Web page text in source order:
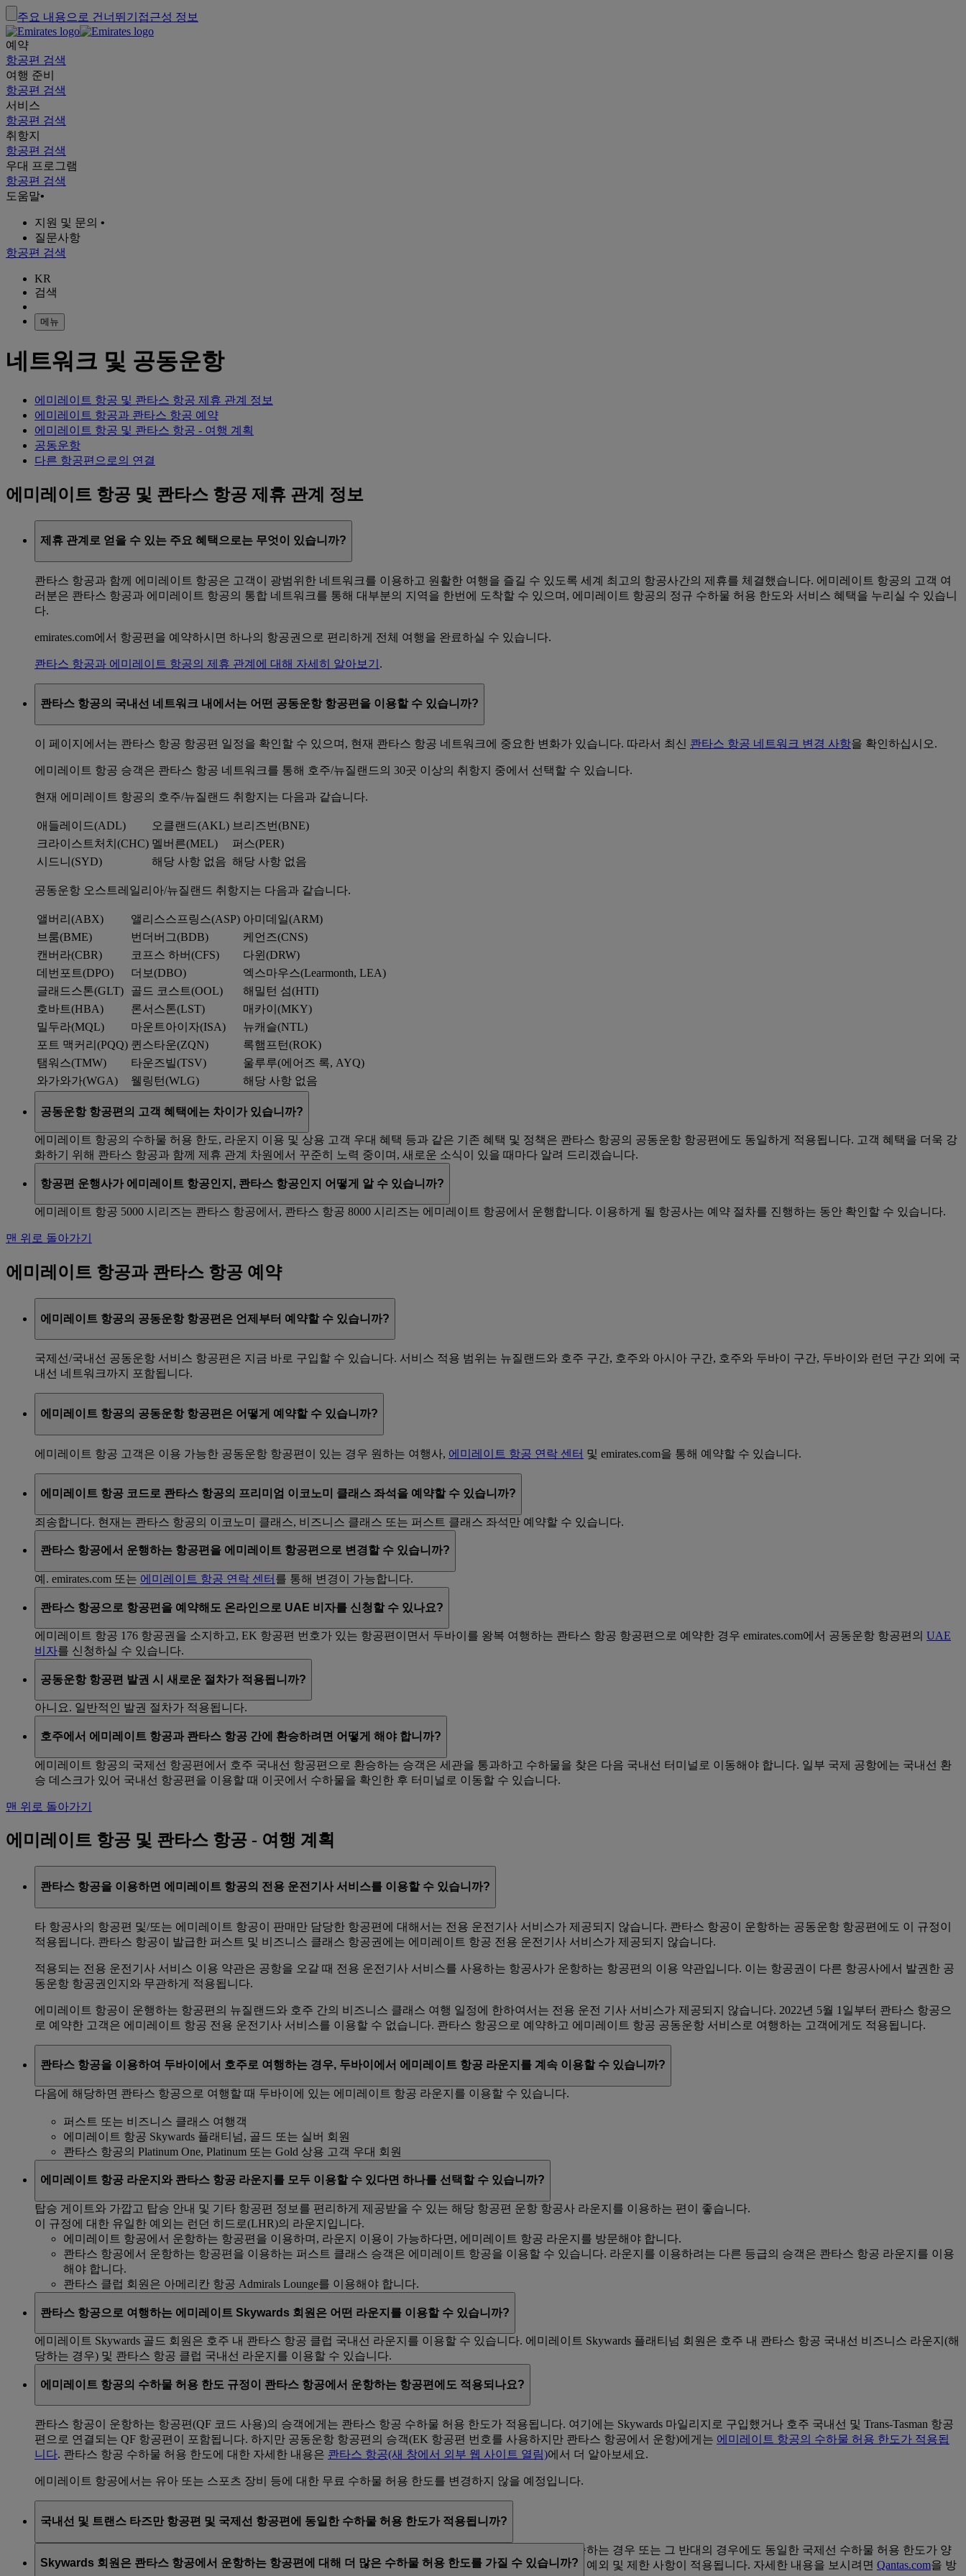
주요 내용으로 건너뛰기 접근성 정보
예약
항공편 검색
여행 준비
항공편 검색
서비스
항공편 검색
취항지
항공편 검색
우대 프로그램
항공편 검색
도움말•
지원 및 문의 •
질문사항
항공편 검색
KR
검색
메뉴
네트워크 및 공동운항
에미레이트 항공 및 콴타스 항공 제휴 관계 정보
에미레이트 항공과 콴타스 항공 예약
에미레이트 항공 및 콴타스 항공 - 여행 계획
공동운항
다른 항공편으로의 연결
에미레이트 항공 및 콴타스 항공 제휴 관계 정보
제휴 관계로 얻을 수 있는 주요 혜택으로는 무엇이 있습니까?
콴타스 항공과 함께 에미레이트 항공은 고객이 광범위한 네트워크를 이용하고 원활한 여행을 즐길 수 있도록 세계 최고의 항공사간의 제휴를 체결했습니다. 에미레이트 항공의 고객 여
러분은 콴타스 항공과 에미레이트 항공의 통합 네트워크를 통해 대부분의 지역을 한번에 도착할 수 있으며, 에미레이트 항공의 정규 수하물 허용 한도와 서비스 혜택을 누리실 수 있습니
다.
emirates.com에서 항공편을 예약하시면 하나의 항공권으로 편리하게 전체 여행을 완료하실 수 있습니다.
콴타스 항공과 에미레이트 항공의 제휴 관계에 대해 자세히 알아보기 .
콴타스 항공의 국내선 네트워크 내에서는 어떤 공동운항 항공편을 이용할 수 있습니까?
이 페이지에서는 콴타스 항공 항공편 일정을 확인할 수 있으며, 현재 콴타스 항공 네트워크에 중요한 변화가 있습니다. 따라서 최신 콴타스 항공 네트워크 변경 사항을 확인하십시오.
에미레이트 항공 승객은 콴타스 항공 네트워크를 통해 호주/뉴질랜드의 30곳 이상의 취항지 중에서 선택할 수 있습니다.
현재 에미레이트 항공의 호주/뉴질랜드 취항지는 다음과 같습니다.
애들레이드(ADL) 오클랜드(AKL) 브리즈번(BNE)
크라이스트처치(CHC) 멜버른(MEL)
퍼스(PER)
시드니(SYD)
해당 사항 없음 해당 사항 없음
공동운항 오스트레일리아/뉴질랜드 취항지는 다음과 같습니다.
앨버리(ABX) 앨리스스프링스(ASP) 아미데일(ARM)
브룸(BME)
번더버그(BDB)
케언즈(CNS)
캔버라(CBR)
코프스 하버(CFS)
다윈(DRW)
데번포트(DPO)
더보(DBO)
엑스마우스(Learmonth, LEA)
글래드스톤(GLT)
골드 코스트(OOL)
해밀턴 섬(HTI)
호바트(HBA)
론서스톤(LST)
매카이(MKY)
밀두라(MQL)
마운트아이자(ISA)
뉴캐슬(NTL)
포트 맥커리(PQQ) 퀸스타운(ZQN)
록햄프턴(ROK)
탬워스(TMW)
타운즈빌(TSV)
울루루(에어즈 록, AYQ)
와가와가(WGA)
웰링턴(WLG) 해당 사항 없음
공동운항 항공편의 고객 혜택에는 차이가 있습니까?
에미레이트 항공의 수하물 허용 한도, 라운지 이용 및 상용 고객 우대 혜택 등과 같은 기존 혜택 및 정책은 콴타스 항공의 공동운항 항공편에도 동일하게 적용됩니다. 고객 혜택을 더욱 강
화하기 위해 콴타스 항공과 함께 제휴 관계 차원에서 꾸준히 노력 중이며, 새로운 소식이 있을 때마다 알려 드리겠습니다.
항공편 운행사가 에미레이트 항공인지, 콴타스 항공인지 어떻게 알 수 있습니까?
에미레이트 항공 5000 시리즈는 콴타스 항공에서, 콴타스 항공 8000 시리즈는 에미레이트 항공에서 운행합니다. 이용하게 될 항공사는 예약 절차를 진행하는 동안 확인할 수 있습니다.
맨 위로 돌아가기
에미레이트 항공과 콴타스 항공 예약
에미레이트 항공의 공동운항 항공편은 언제부터 예약할 수 있습니까?
국제선/국내선 공동운항 서비스 항공편은 지금 바로 구입할 수 있습니다. 서비스 적용 범위는 뉴질랜드와 호주 구간, 호주와 아시아 구간, 호주와 두바이 구간, 두바이와 런던 구간 외에 국
내선 네트워크까지 포함됩니다.
에미레이트 항공의 공동운항 항공편은 어떻게 예약할 수 있습니까?
에미레이트 항공 고객은 이용 가능한 공동운항 항공편이 있는 경우 원하는 여행사, 에미레이트 항공 연락 센터 및 emirates.com을 통해 예약할 수 있습니다.
에미레이트 항공 코드로 콴타스 항공의 프리미엄 이코노미 클래스 좌석을 예약할 수 있습니까?
죄송합니다. 현재는 콴타스 항공의 이코노미 클래스, 비즈니스 클래스 또는 퍼스트 클래스 좌석만 예약할 수 있습니다.
콴타스 항공에서 운행하는 항공편을 에미레이트 항공편으로 변경할 수 있습니까?
예. emirates.com 또는 에미레이트 항공 연락 센터 를 통해 변경이 가능합니다.
콴타스 항공으로 항공편을 예약해도 온라인으로 UAE 비자를 신청할 수 있나요?
에미레이트 항공 176 항공권을 소지하고, EK 항공편 번호가 있는 항공편이면서 두바이를 왕복 여행하는 콴타스 항공 항공편으로 예약한 경우 emirates.com에서 공동운항 항공편의 UAE
비자를 신청하실 수 있습니다.
공동운항 항공편 발권 시 새로운 절차가 적용됩니까?
아니요. 일반적인 발권 절차가 적용됩니다.
호주에서 에미레이트 항공과 콴타스 항공 간에 환승하려면 어떻게 해야 합니까?
에미레이트 항공의 국제선 항공편에서 호주 국내선 항공편으로 환승하는 승객은 세관을 통과하고 수하물을 찾은 다음 국내선 터미널로 이동해야 합니다. 일부 국제 공항에는 국내선 환
승 데스크가 있어 국내선 항공편을 이용할 때 이곳에서 수하물을 확인한 후 터미널로 이동할 수 있습니다.
맨 위로 돌아가기
에미레이트 항공 및 콴타스 항공 - 여행 계획
콴타스 항공을 이용하면 에미레이트 항공의 전용 운전기사 서비스를 이용할 수 있습니까?
타 항공사의 항공편 및/또는 에미레이트 항공이 판매만 담당한 항공편에 대해서는 전용 운전기사 서비스가 제공되지 않습니다. 콴타스 항공이 운항하는 공동운항 항공편에도 이 규정이
적용됩니다. 콴타스 항공이 발급한 퍼스트 및 비즈니스 클래스 항공권에는 에미레이트 항공 전용 운전기사 서비스가 제공되지 않습니다.
적용되는 전용 운전기사 서비스 이용 약관은 공항을 오갈 때 전용 운전기사 서비스를 사용하는 항공사가 운항하는 항공편의 이용 약관입니다. 이는 항공권이 다른 항공사에서 발권한 공
동운항 항공권인지와 무관하게 적용됩니다.
에미레이트 항공이 운행하는 항공편의 뉴질랜드와 호주 간의 비즈니스 클래스 여행 일정에 한하여서는 전용 운전 기사 서비스가 제공되지 않습니다. 2022년 5월 1일부터 콴타스 항공으
로 예약한 고객은 에미레이트 항공 전용 운전기사 서비스를 이용할 수 없습니다. 콴타스 항공으로 예약하고 에미레이트 항공 공동운항 서비스로 여행하는 고객에게도 적용됩니다.
콴타스 항공을 이용하여 두바이에서 호주로 여행하는 경우, 두바이에서 에미레이트 항공 라운지를 계속 이용할 수 있습니까?
다음에 해당하면 콴타스 항공으로 여행할 때 두바이에 있는 에미레이트 항공 라운지를 이용할 수 있습니다.
퍼스트 또는 비즈니스 클래스 여행객
에미레이트 항공 Skywards 플래티넘, 골드 또는 실버 회원
콴타스 항공의 Platinum One, Platinum 또는 Gold 상용 고객 우대 회원
에미레이트 항공 라운지와 콴타스 항공 라운지를 모두 이용할 수 있다면 하나를 선택할 수 있습니까?
탑승 게이트와 가깝고 탑승 안내 및 기타 항공편 정보를 편리하게 제공받을 수 있는 해당 항공편 운항 항공사 라운지를 이용하는 편이 좋습니다.
이 규정에 대한 유일한 예외는 런던 히드로(LHR)의 라운지입니다.
에미레이트 항공에서 운항하는 항공편을 이용하며, 라운지 이용이 가능하다면, 에미레이트 항공 라운지를 방문해야 합니다.
콴타스 항공에서 운항하는 항공편을 이용하는 퍼스트 클래스 승객은 에미레이트 항공을 이용할 수 있습니다. 라운지를 이용하려는 다른 등급의 승객은 콴타스 항공 라운지를 이용
해야 합니다.
콴타스 클럽 회원은 아메리칸 항공 Admirals Lounge를 이용해야 합니다.
콴타스 항공으로 여행하는 에미레이트 Skywards 회원은 어떤 라운지를 이용할 수 있습니까?
에미레이트 Skywards 골드 회원은 호주 내 콴타스 항공 클럽 국내선 라운지를 이용할 수 있습니다. 에미레이트 Skywards 플래티넘 회원은 호주 내 콴타스 항공 국내선 비즈니스 라운지(해
당하는 경우) 및 콴타스 항공 클럽 국내선 라운지를 이용할 수 있습니다.
에미레이트 항공의 수하물 허용 한도 규정이 콴타스 항공에서 운항하는 항공편에도 적용되나요?
콴타스 항공이 운항하는 항공편(QF 코드 사용)의 승객에게는 콴타스 항공 수하물 허용 한도가 적용됩니다. 여기에는 Skywards 마일리지로 구입했거나 호주 국내선 및 Trans-Tasman 항공
편으로 연결되는 QF 항공편이 포함됩니다. 하지만 공동운항 항공편의 승객(EK 항공편 번호를 사용하지만 콴타스 항공에서 운항)에게는 에미레이트 항공의 수하물 허용 한도가 적용됩
니다. 콴타스 항공 수하물 허용 한도에 대한 자세한 내용은 콴타스 항공(새 창에서 외부 웹 사이트 열림)에서 더 알아보세요.
에미레이트 항공에서는 유아 또는 스포츠 장비 등에 대한 무료 수하물 허용 한도를 변경하지 않을 예정입니다.
국내선 및 트랜스 타즈만 항공편 및 국제선 항공편에 동일한 수하물 허용 한도가 적용됩니까?
같은 항공권으로 24시간 이내에 국제선 항공편에서 콴타스 항공의 국내선이나 트랜스 타즈만 항공편으로 환승하는 경우 또는 그 반대의 경우에도 동일한 국제선 수하물 허용 한도가 양
구간에 적용됩니다. 별도 탑승권으로 여행하는 승객은 수하물 체크인 시 탑승권을 모두 제시해야 합니다. 일부 예외 및 제한 사항이 적용됩니다. 자세한 내용을 보시려면 Qantas.com을 방
Skywards 회원은 콴타스 항공에서 운항하는 항공편에 대해 더 많은 수하물 허용 한도를 가질 수 있습니까?